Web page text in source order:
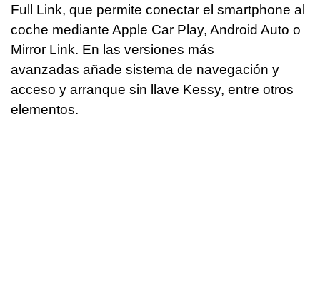
Full Link, que permite conectar el smartphone al
coche mediante Apple Car Play, Android Auto o
Mirror Link. En las versiones más
avanzadas añade sistema de navegación y
acceso y arranque sin llave Kessy, entre otros
elementos.